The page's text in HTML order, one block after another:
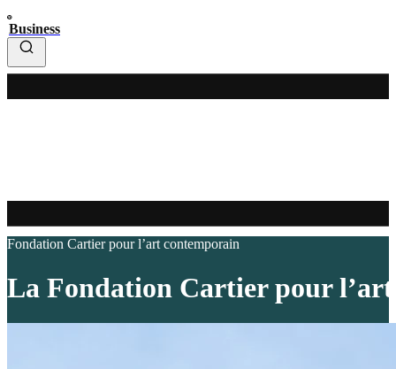
Business
Fondation Cartier pour l’art contemporain
La Fondation Cartier pour l’art